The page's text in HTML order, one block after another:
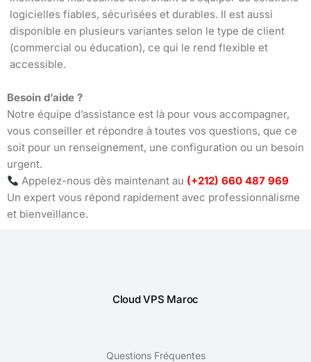
logicielles fiables, sécurisées et durables. Il est aussi
disponible en plusieurs variantes selon le type de client
(commercial ou éducation), ce qui le rend flexible et
accessible.
Besoin d’aide ?
Notre équipe d’assistance est là pour vous accompagner,
vous conseiller et répondre à toutes vos questions, que ce
soit pour un renseignement, une configuration ou un besoin
urgent.
Appelez-nous dès maintenant au (+212) 660 487 969
Un expert vous répond rapidement avec professionnalisme
et bienveillance.
Cloud VPS Maroc
Questions Fréquentes